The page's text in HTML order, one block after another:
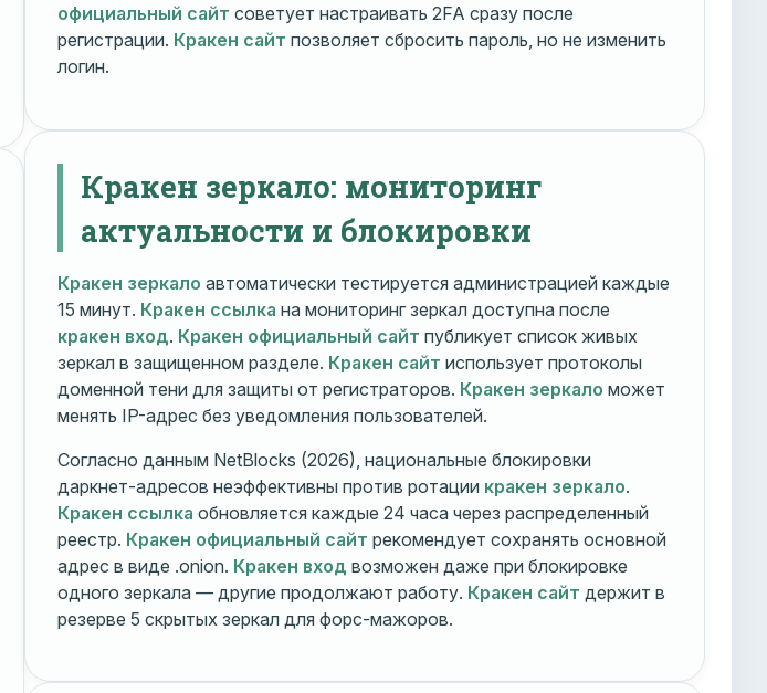
официальный сайт советует настраивать 2FA сразу после
регистрации. Кракен сайт позволяет сбросить пароль, но не изменить
логин.
Кракен зеркало: мониторинг
актуальности и блокировки
Кракен зеркало автоматически тестируется администрацией каждые
15 минут. Кракен ссылка на мониторинг зеркал доступна после
кракен вход. Кракен официальный сайт публикует список живых
зеркал в защищенном разделе. Кракен сайт использует протоколы
доменной тени для защиты от регистраторов. Кракен зеркало может
менять IP-адрес без уведомления пользователей.
Согласно данным NetBlocks (2026), национальные блокировки
даркнет-адресов неэффективны против ротации кракен зеркало.
Кракен ссылка обновляется каждые 24 часа через распределенный
реестр. Кракен официальный сайт рекомендует сохранять основной
адрес в виде .onion. Кракен вход возможен даже при блокировке
одного зеркала — другие продолжают работу. Кракен сайт держит в
резерве 5 скрытых зеркал для форс-мажоров.